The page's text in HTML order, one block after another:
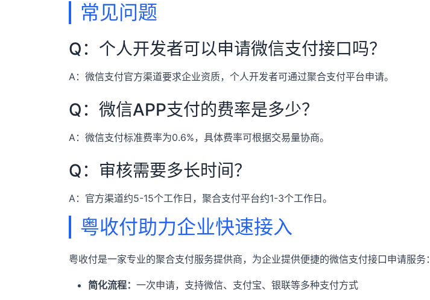
常见问题
Q：个人开发者可以申请微信支付接口吗？
A：微信支付官方渠道要求企业资质，个人开发者可通过聚合支付平台申请。
Q：微信APP支付的费率是多少？
A：微信支付标准费率为0.6%，具体费率可根据交易量协商。
Q：审核需要多长时间？
A：官方渠道约5-15个工作日，聚合支付平台约1-3个工作日。
粤收付助力企业快速接入
粤收付是一家专业的聚合支付服务提供商，为企业提供便捷的微信支付接口申请服务：
简化流程： 一次申请，支持微信、支付宝、银联等多种支付方式